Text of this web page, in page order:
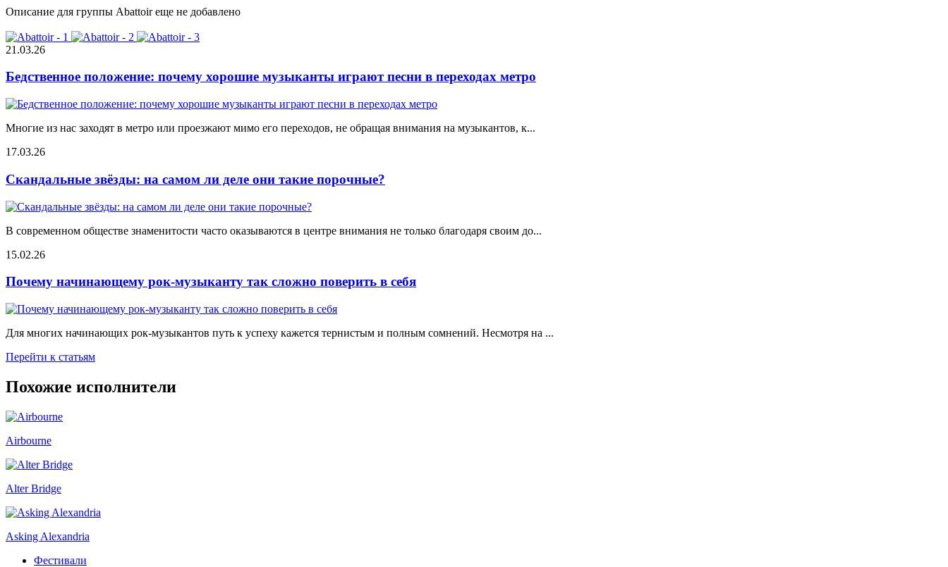
Описание для группы Abattoir еще не добавлено
21.03.26
Бедственное положение: почему хорошие музыканты играют песни в переходах метро
Многие из нас заходят в метро или проезжают мимо его переходов, не обращая внимания на музыкантов, к...
17.03.26
Скандальные звёзды: на самом ли деле они такие порочные?
В современном обществе знаменитости часто оказываются в центре внимания не только благодаря своим до...
15.02.26
Почему начинающему рок-музыканту так сложно поверить в себя
Для многих начинающих рок-музыкантов путь к успеху кажется тернистым и полным сомнений. Несмотря на ...
Перейти к статьям
Похожие исполнители
Airbourne
Alter Bridge
Asking Alexandria
Фестивали